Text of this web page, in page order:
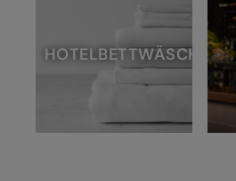
HOTELBETTWÄSCHE